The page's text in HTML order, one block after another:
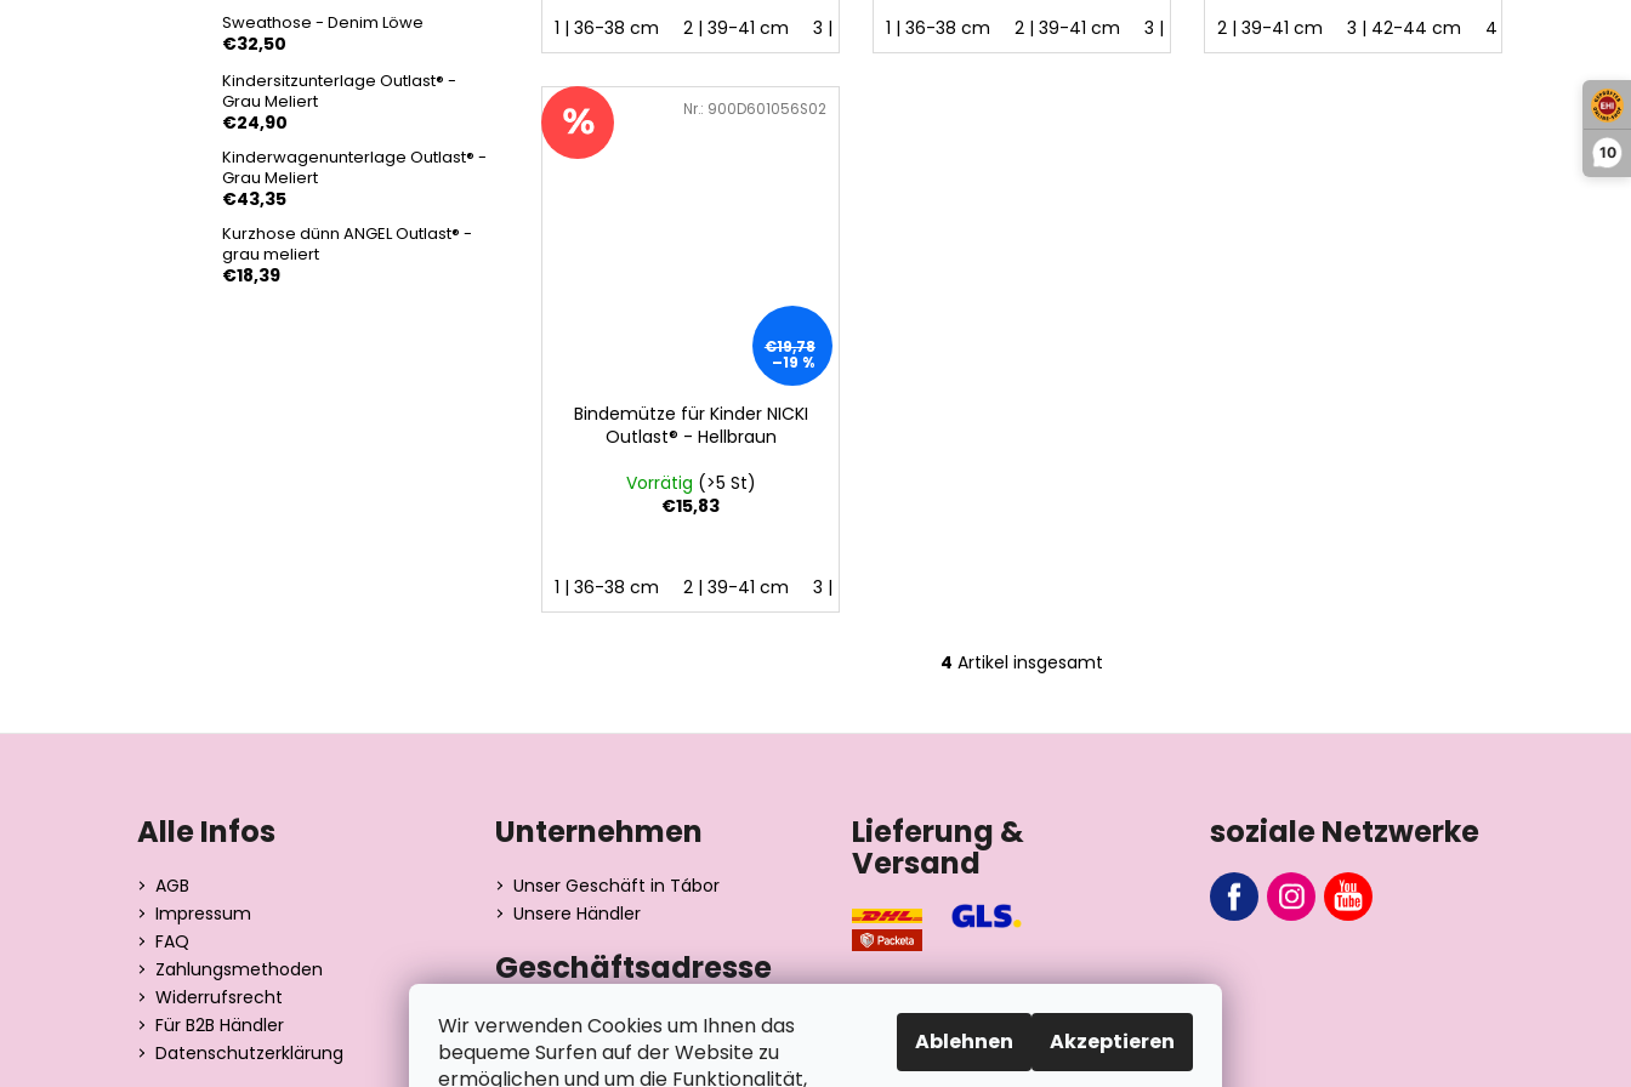
10
Wir verwenden Cookies um Ihnen das
bequeme Surfen auf der Website zu
ermöglichen und um die Funktionalität,
Ablehnen Akzeptieren
Sweathose - Denim Löwe
€32,50
Kindersitzunterlage Outlast® -
Grau Meliert
€24,90
Kinderwagenunterlage Outlast® -
Grau Meliert
€43,35
Kurzhose dünn ANGEL Outlast® -
grau meliert
€18,39
1 | 36-38 cm 2 | 39-41 cm 3 | 42-44 cm 4 | 45-48 cm
1 | 36-38 cm 2 | 39-41 cm 3 | 42-44 cm 4 | 45-48 cm
2 | 39-41 cm 3 | 42-44 cm 4 | 45-48 cm
€19,78
–19 %
Bindemütze für Kinder NICKI
Outlast® - Hellbraun
Vorrätig (>5 St)
€15,83
1 | 36-38 cm 2 | 39-41 cm 3 | 42-44 cm
Art.-Nr.: 900D601056S02
S
e
e
m
n
t
e
e
4 Artikel insgesamt
F
Alle Infos
AGB
Impressum
FAQ
Zahlungsmethoden
Widerrufsrecht
Für B2B Händler
Datenschutzerklärung
Unternehmen
Unser Geschäft in Tábor
Unsere Händler
Geschäftsadresse
Dita výrobní družstvo invalidů
Stránského 2510/1
390 02 Tábor
Lieferung &
Versand
soziale Netzwerke